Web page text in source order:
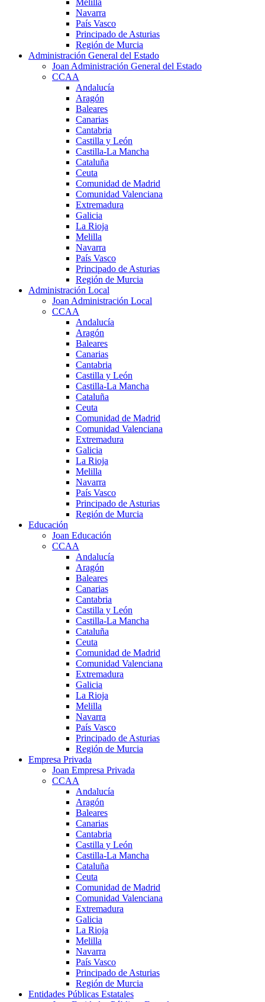
Navarra
País Vasco
Principado de Asturias
Región de Murcia
Administración General del Estado
Joan Administración General del Estado
CCAA
Andalucía
Aragón
Baleares
Canarias
Cantabria
Castilla y León
Castilla-La Mancha
Cataluña
Ceuta
Comunidad de Madrid
Comunidad Valenciana
Extremadura
Galicia
La Rioja
Melilla
Navarra
País Vasco
Principado de Asturias
Región de Murcia
Administración Local
Joan Administración Local
CCAA
Andalucía
Aragón
Baleares
Canarias
Cantabria
Castilla y León
Castilla-La Mancha
Cataluña
Ceuta
Comunidad de Madrid
Comunidad Valenciana
Extremadura
Galicia
La Rioja
Melilla
Navarra
País Vasco
Principado de Asturias
Región de Murcia
Educación
Joan Educación
CCAA
Andalucía
Aragón
Baleares
Canarias
Cantabria
Castilla y León
Castilla-La Mancha
Cataluña
Ceuta
Comunidad de Madrid
Comunidad Valenciana
Extremadura
Galicia
La Rioja
Melilla
Navarra
País Vasco
Principado de Asturias
Región de Murcia
Empresa Privada
Joan Empresa Privada
CCAA
Andalucía
Aragón
Baleares
Canarias
Cantabria
Castilla y León
Castilla-La Mancha
Cataluña
Ceuta
Comunidad de Madrid
Comunidad Valenciana
Extremadura
Galicia
La Rioja
Melilla
Navarra
País Vasco
Principado de Asturias
Región de Murcia
Entidades Públicas Estatales